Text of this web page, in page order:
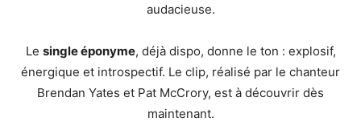
audacieuse.
Le single éponyme, déjà dispo, donne le ton : explosif,
énergique et introspectif. Le clip, réalisé par le chanteur
Brendan Yates et Pat McCrory, est à découvrir dès
maintenant.